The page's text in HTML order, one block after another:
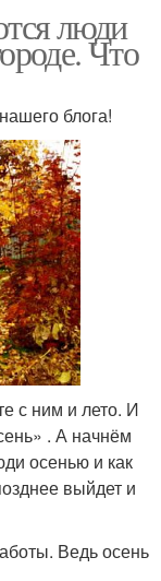
люди
Что
блога!
с ним и лето. И
. А начнём
осенью и как
выйдет и
Ведь осень